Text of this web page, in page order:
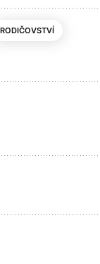
RODIČOVSTVÍ